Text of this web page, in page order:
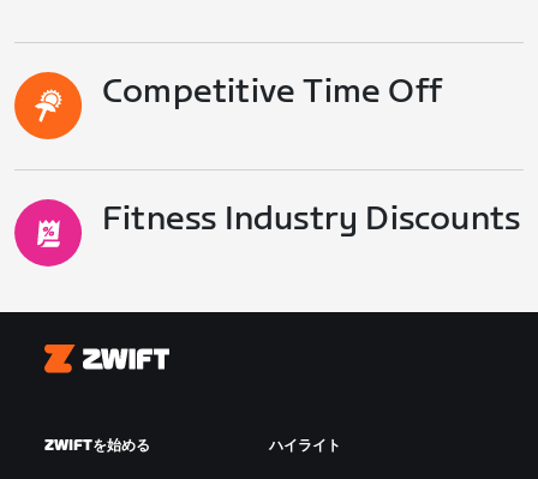
Competitive Time Off
Fitness Industry Discounts
Zwift
ZWIFTを始める ハイライト